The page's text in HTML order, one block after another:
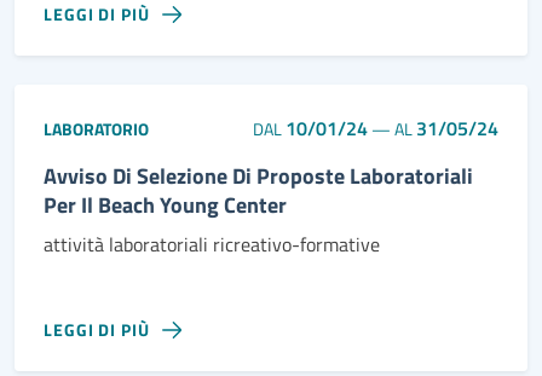
LEGGI DI PIÙ
LABORATORIO DAL10/01/24—AL31/05/24
Avviso Di Selezione Di Proposte Laboratoriali
Per Il Beach Young Center
attività laboratoriali ricreativo-formative
LEGGI DI PIÙ